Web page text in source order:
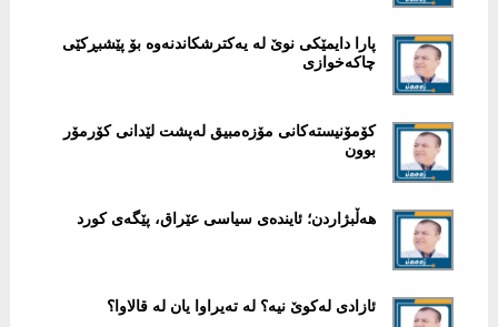
پارا دایمێکی نوێ لە یەكترشكاندنەوە بۆ پێشبڕكێی
چاكەخوازی
کۆمۆنیستەکانی مۆزەمبیق لەپشت لێدانی کۆرمۆر
بوون
هەڵبژاردن؛ ئایندەی سیاسی عێراق، پێگەی كورد
ئازادی لەکوێ نیە؟ لە تەیراوا یان لە قالاوا؟